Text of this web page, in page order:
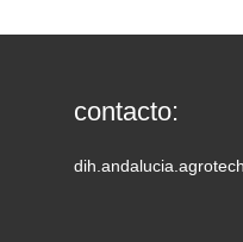
contacto: